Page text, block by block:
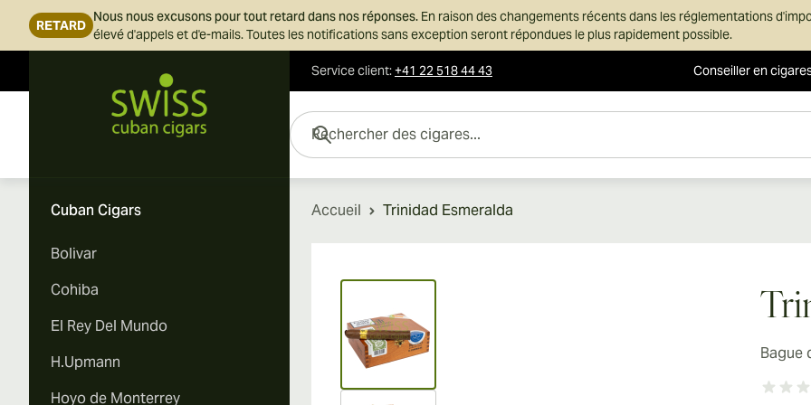
RETARD
Nous nous excusons pour tout retard dans nos réponses. En raison des changements récents dans les réglementations
élevé d'appels et d'e-mails. Toutes les notifications sans exception seront répondues le plus rapidement possible.
Service client:+41 22 518 44 43 Conseiller en
Rechercher des cigares...
Cuban Cigars
Bolivar
Cohiba
El Rey Del Mundo
H.Upmann
Hoyo de Monterrey
Accueil Trinidad Esmeralda
View larger image
Bague